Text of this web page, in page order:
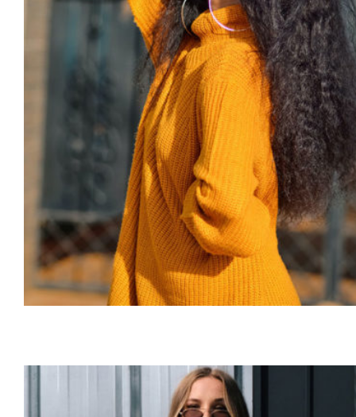
Wool Turtleneck Sweater